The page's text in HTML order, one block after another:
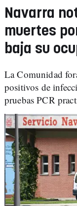
Navarra
muertes
baja su
La Comunidad
positivos de
pruebas PCR